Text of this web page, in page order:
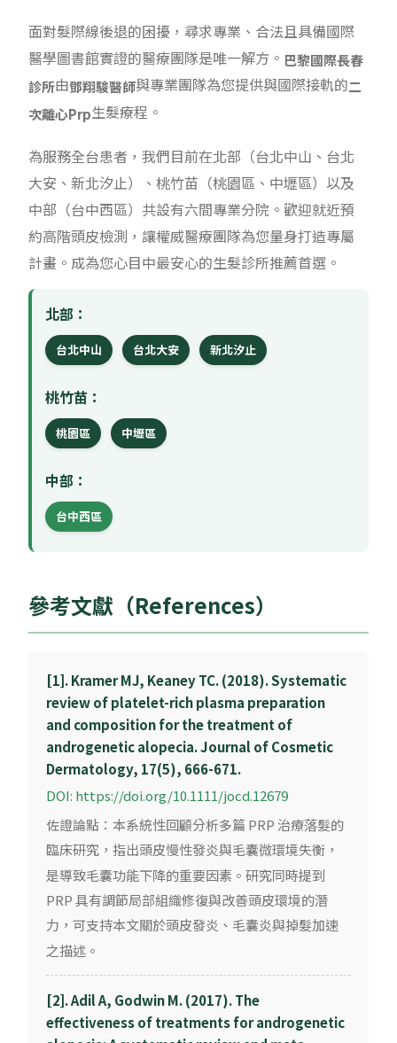
面對髮際線後退的困擾，尋求專業、合法且具備國際
醫學圖書館實證的醫療團隊是唯一解方。 巴黎國際長春
診所由鄧翔駿醫師與專業團隊為您提供與國際接軌的二
次離心Prp生髮療程。
為服務全台患者，我們目前在北部（台北中山、台北
大安、新北汐止）、桃竹苗（桃園區、中壢區）以及
中部（台中西區）共設有六間專業分院。歡迎就近預
約高階頭皮檢測，讓權威醫療團隊為您量身打造專屬
計畫。成為您心目中最安心的生髮診所推薦首選。
北部：
台北中山 台北大安 新北汐止
桃竹苗：
桃園區 中壢區
中部：
台中西區
參考文獻（References）
[1]. Kramer MJ, Keaney TC. (2018). Systematic
review of platelet-rich plasma preparation
and composition for the treatment of
androgenetic alopecia. Journal of Cosmetic
Dermatology, 17(5), 666-671.
DOI: https://doi.org/10.1111/jocd.12679
佐證論點：本系統性回顧分析多篇 PRP 治療落髮的
臨床研究，指出頭皮慢性發炎與毛囊微環境失衡，
是導致毛囊功能下降的重要因素。研究同時提到
PRP 具有調節局部組織修復與改善頭皮環境的潛
力，可支持本文關於頭皮發炎、毛囊炎與掉髮加速
之描述。
[2]. Adil A, Godwin M. (2017). The
effectiveness of treatments for androgenetic